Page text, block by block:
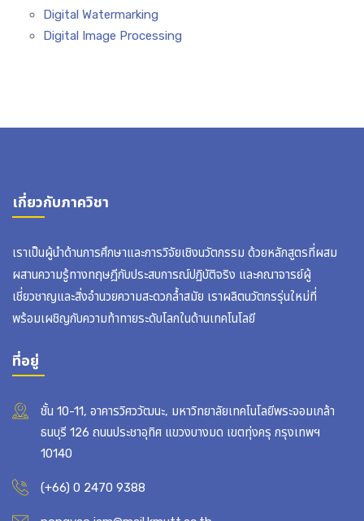
Digital Watermarking
Digital Image Processing
เกี่ยวกับภาควิชา
เราเป็นผู้นำด้านการศึกษาและการวิจัยเชิงนวัตกรรม ด้วยหลักสูตรที่ผสม
ผสานความรู้ทางทฤษฎีกับประสบการณ์ปฏิบัติจริง และคณาจารย์ผู้
เชี่ยวชาญและสิ่งอำนวยความสะดวกล้ำสมัย เราผลิตนวัตกรรุ่นใหม่ที่
พร้อมเผชิญกับความท้าทายระดับโลกในด้านเทคโนโลยี
ที่อยู่
ชั้น 10-11, อาคารวิศววัฒนะ, มหาวิทยาลัยเทคโนโลยีพระจอมเกล้า
ธนบุรี 126 ถนนประชาอุทิศ แขวงบางมด เขตทุ่งครุ กรุงเทพฯ
10140
(+66) 0 2470 9388